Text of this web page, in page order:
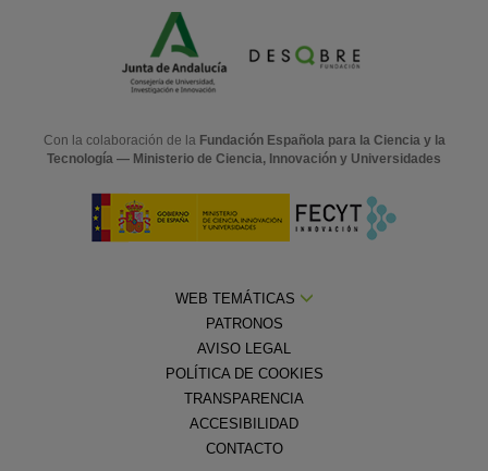
Con la colaboración de la Fundación Española para la Ciencia y la
Tecnología — Ministerio de Ciencia, Innovación y Universidades
WEB TEMÁTICAS
PATRONOS
AVISO LEGAL
POLÍTICA DE COOKIES
TRANSPARENCIA
ACCESIBILIDAD
CONTACTO